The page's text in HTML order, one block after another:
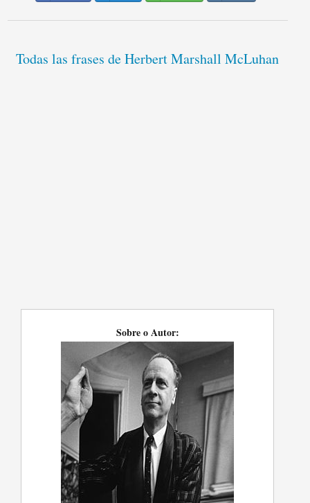
Todas las frases de Herbert Marshall McLuhan
Sobre o Autor: